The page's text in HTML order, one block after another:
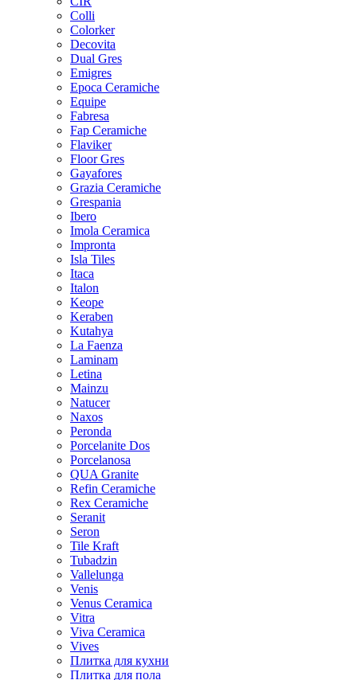
Colli
Colorker
Decovita
Dual Gres
Emigres
Epoca Ceramiche
Equipe
Fabresa
Fap Ceramiche
Flaviker
Floor Gres
Gayafores
Grazia Ceramiche
Grespania
Ibero
Imola Ceramica
Impronta
Isla Tiles
Itaca
Italon
Keope
Keraben
Kutahya
La Faenza
Laminam
Letina
Mainzu
Natucer
Naxos
Peronda
Porcelanite Dos
Porcelanosa
QUA Granite
Refin Ceramiche
Rex Ceramiche
Seranit
Seron
Tile Kraft
Tubadzin
Vallelunga
Venis
Venus Ceramica
Vitra
Viva Ceramica
Vives
Плитка для кухни
Плитка для пола